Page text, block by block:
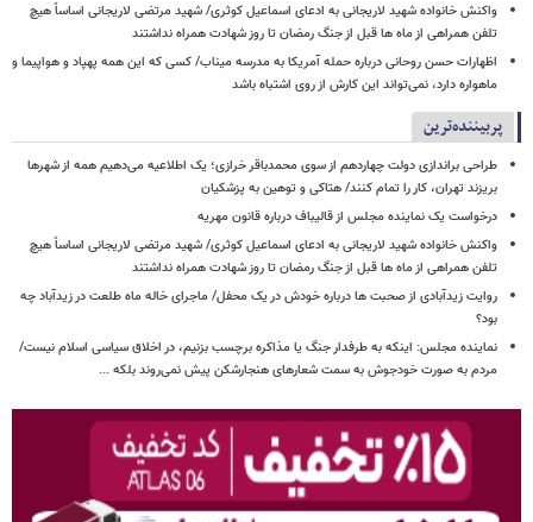
واکنش خانواده شهید لاریجانی به ادعای اسماعیل کوثری/ شهید مرتضی لاریجانی اساساً هیچ
تلفن همراهی از ماه ها قبل از جنگ رمضان تا روز شهادت همراه نداشتند
اظهارات حسن روحانی درباره حمله آمریکا به مدرسه میناب/ کسی که این همه پهپاد و هواپیما و
ماهواره دارد، نمی‌تواند این کارش از روی اشتباه باشد
پربیننده‌ترین
طراحی براندازی دولت چهاردهم از سوی محمدباقر خرازی؛ یک اطلاعیه می‌دهیم همه از شهرها
بریزند تهران، کار را تمام کنند/ هتاکی و توهین به پزشکیان
درخواست یک نماینده مجلس از قالیباف درباره قانون مهریه
واکنش خانواده شهید لاریجانی به ادعای اسماعیل کوثری/ شهید مرتضی لاریجانی اساساً هیچ
تلفن همراهی از ماه ها قبل از جنگ رمضان تا روز شهادت همراه نداشتند
روایت زیدآبادی از صحبت ها درباره خودش در یک محفل/ ماجرای خاله ماه طلعت در زیدآباد چه
بود؟
نماینده مجلس: اینکه به طرفدار جنگ یا مذاکره برچسب بزنیم، در اخلاق سیاسی اسلام نیست/
مردم به صورت خودجوش به سمت شعارهای هنجارشکن پیش نمی‌روند بلکه ...